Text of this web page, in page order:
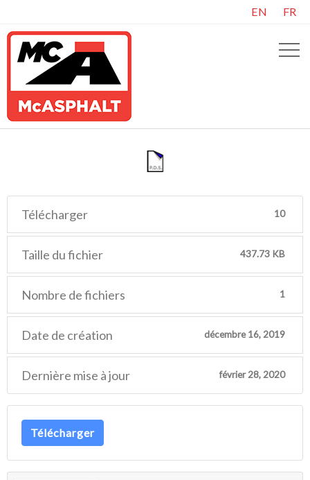
EN FR
Télécharger 10
Taille du fichier 437.73 KB
Nombre de fichiers 1
Date de création décembre 16, 2019
Dernière mise à jour février 28, 2020
Télécharger